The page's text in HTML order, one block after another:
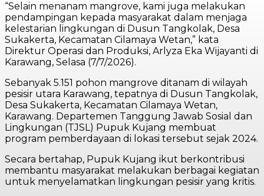
“Selain menanam mangrove, kami juga melakukan
pendampingan kepada masyarakat dalam menjaga
kelestarian lingkungan di Dusun Tangkolak, Desa
Sukakerta, Kecamatan Cilamaya Wetan,” kata
Direktur Operasi dan Produksi, Arlyza Eka Wijayanti di
Karawang, Selasa (7/7/2026).
Sebanyak 5.151 pohon mangrove ditanam di wilayah
pesisir utara Karawang, tepatnya di Dusun Tangkolak,
Desa Sukakerta, Kecamatan Cilamaya Wetan,
Karawang. Departemen Tanggung Jawab Sosial dan
Lingkungan (TJSL) Pupuk Kujang membuat
program pemberdayaan di lokasi tersebut sejak 2024.
Secara bertahap, Pupuk Kujang ikut berkontribusi
membantu masyarakat melakukan berbagai kegiatan
untuk menyelamatkan lingkungan pesisir yang kritis.